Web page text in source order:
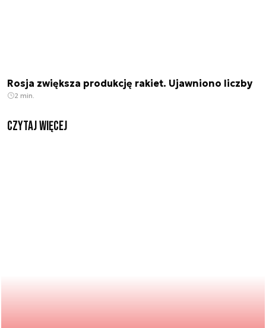
Rosja zwiększa produkcję rakiet. Ujawniono liczby
2 min.
czytaj więcej